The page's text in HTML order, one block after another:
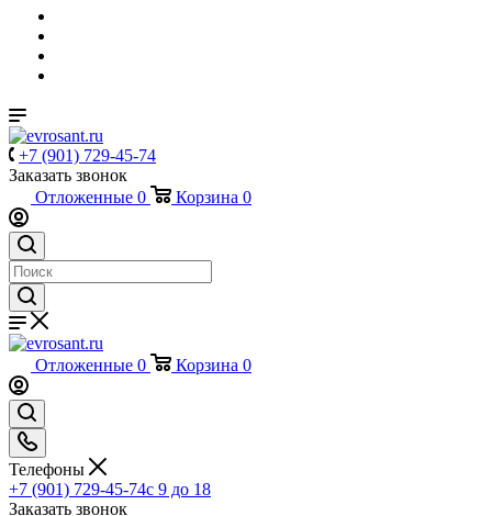
+7 (901) 729-45-74
Заказать звонок
Отложенные 0 Корзина 0
Отложенные 0 Корзина 0
Телефоны
+7 (901) 729-45-74c 9 до 18
Заказать звонок